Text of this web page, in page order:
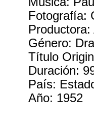
Fotografía:
Género:
Título
Duración:
País:
Año: 1952